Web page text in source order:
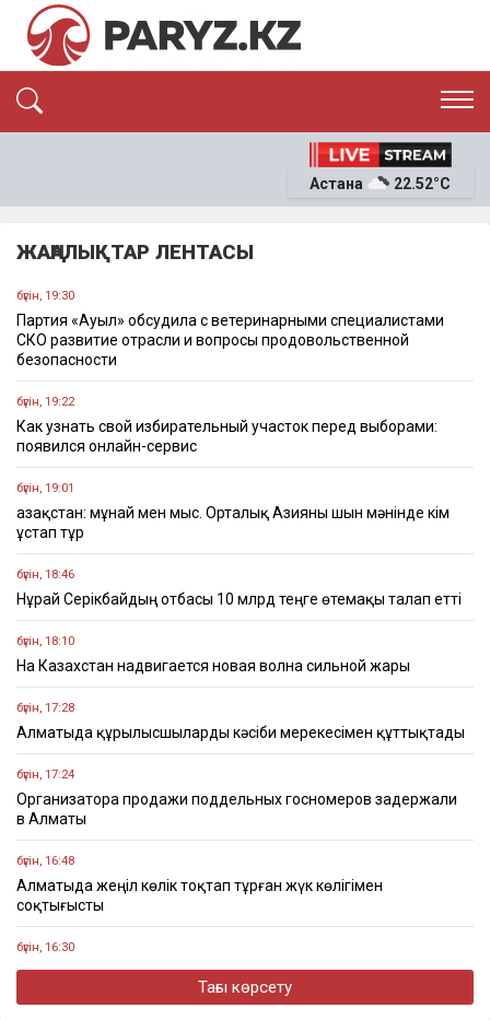
ЭКОНОМИКА
ОҚИҒА
Астана 22.52°C
ЖАҢАЛЫҚТАР ЛЕНТАСЫ
бүгін, 19:30
Партия «Ауыл» обсудила с ветеринарными специалистами
СКО развитие отрасли и вопросы продовольственной
безопасности
бүгін, 19:22
Как узнать свой избирательный участок перед выборами:
появился онлайн-сервис
бүгін, 19:01
Қазақстан: мұнай мен мыс. Орталық Азияны шын мәнінде кім
ұстап тұр
бүгін, 18:46
Нұрай Серікбайдың отбасы 10 млрд теңге өтемақы талап етті
бүгін, 18:10
На Казахстан надвигается новая волна сильной жары
бүгін, 17:28
Алматыда құрылысшыларды кәсіби мерекесімен құттықтады
бүгін, 17:24
Организатора продажи поддельных госномеров задержали
в Алматы
бүгін, 16:48
Алматыда жеңіл көлік тоқтап тұрған жүк көлігімен
соқтығысты
бүгін, 16:30
Четыре бронзовые медали завоевали казахстанцы на
Тағы көрсету